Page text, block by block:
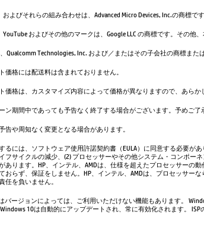
およびそれらの組み合わせは、Advanced Micro Devices, Inc.の商標です
YouTube およびその他のマークは、Google LLC の商標です。その
Qualcomm Technologies, Inc. および／またはその子会社の商標また
価格には配送料は含まれておりません。
価格は、カスタマイズ内容によって価格が異なりますので、あらか
ン期間中であっても予告なく終了する場合がございます。予めご了
告や周知なく変更となる場合があります。
るには、ソフトウェア使用許諾契約書（EULA）に同意する必要
フサイクルの減少、(2) プロセッサーやその他システム・コンポー
あります。HP、インテル、AMDは、仕様を超えたプロセッサーの
おらず、保証をしません。HP、インテル、AMDは、プロセッサ
任を負いません。
バージョンによっては、ご利用いただけない機能もあります。
10は自動的にアップデートされ、常に有効化されます。